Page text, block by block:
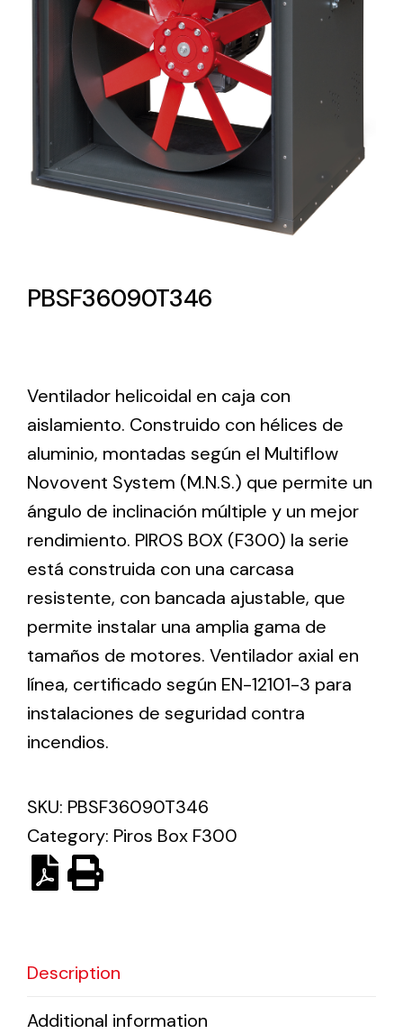
Lighting and Electrical
Equipment
Complete solutions in lighting and electrical
material for each project and need
Amplia gama de ventiladores y equipos de
Ventilation
The incorporation of Novovent into the group
meant a greater offer of ventilation products for
different uses
Iluminación Solar
Variedad de soluciones solares para todo tipo
de necesidades.
Solar lighting
Variety of solar solutions for all kinds of needs.
PBSF36090T346
Ventilador helicoidal en caja con
aislamiento. Construido con hélices de
aluminio, montadas según el Multiflow
Novovent System (M.N.S.) que permite un
ángulo de inclinación múltiple y un mejor
rendimiento. PIROS BOX (F300) la serie
está construida con una carcasa
resistente, con bancada ajustable, que
permite instalar una amplia gama de
tamaños de motores. Ventilador axial en
línea, certificado según EN-12101-3 para
instalaciones de seguridad contra
incendios.
SKU: PBSF36090T346
Category: Piros Box F300
Description
Additional information